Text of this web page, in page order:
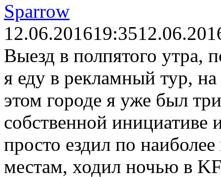
Sparrow
12.06.201619:35
Выезд в полпятого утра,
я еду в рекламный тур, на
этом городе я уже был
собственной
просто ездил по
местам, ходил ночью в